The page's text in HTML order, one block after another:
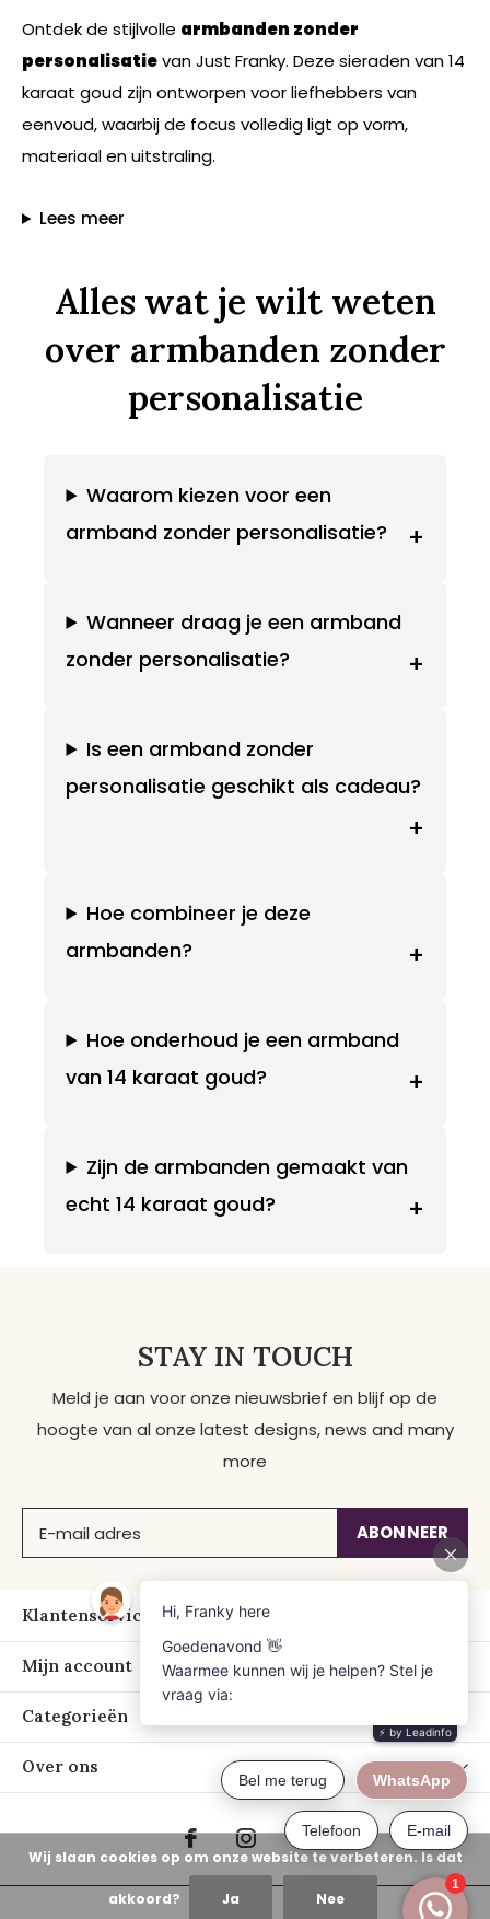
Ontdek de stijlvolle armbanden zonder
personalisatievan Just Franky. Deze sieraden van 14
karaat goud zijn ontworpen voor liefhebbers van
eenvoud, waarbij de focus volledig ligt op vorm,
materiaal en uitstraling.
Lees meer
Alles wat je wilt weten
over armbanden zonder
personalisatie
Waarom kiezen voor een
armband zonder personalisatie?
+
Wanneer draag je een armband
zonder personalisatie?
+
Is een armband zonder
personalisatie geschikt als cadeau?
+
Hoe combineer je deze
armbanden?
+
Hoe onderhoud je een armband
van 14 karaat goud?
+
Zijn de armbanden gemaakt van
echt 14 karaat goud?
+
STAY IN TOUCH
Meld je aan voor onze nieuwsbrief en blijf op de
hoogte van al onze latest designs, news and many
more
ABONNEER
Klantenservice
Mijn account
Categorieën
Over ons
Wij slaan cookies op om onze website te verbeteren. Is dat
akkoord? Ja Nee